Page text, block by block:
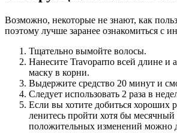
Возможно, некоторые не знают, как
поэтому лучше заранее ознакомиться с
Тщательно вымойте волосы.
Нанесите Travoparпо всей длине и
маску в корни.
Выдержите средство 20 минут и
Следует использовать 2 раза в
Если вы хотите добиться хороших
ленитесь пройти хотя бы
положительных изменений можно